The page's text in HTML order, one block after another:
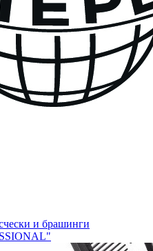
и брашинги